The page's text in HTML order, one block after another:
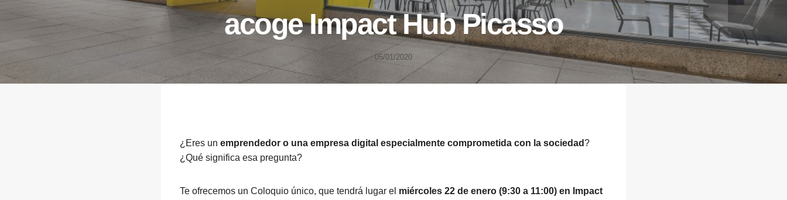
acoge Impact Hub Picasso
05/01/2020
¿Eres un emprendedor o una empresa digital especialmente comprometida con la sociedad?
¿Qué significa esa pregunta?
Te ofrecemos un Coloquio único, que tendrá lugar el miércoles 22 de enero (9:30 a 11:00) en Impact